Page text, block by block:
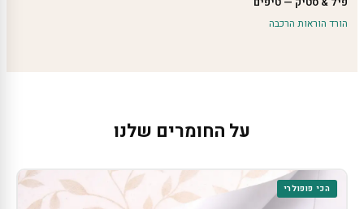
הורד הוראות הרכבה
על החומרים שלנו
הכי פופולרי